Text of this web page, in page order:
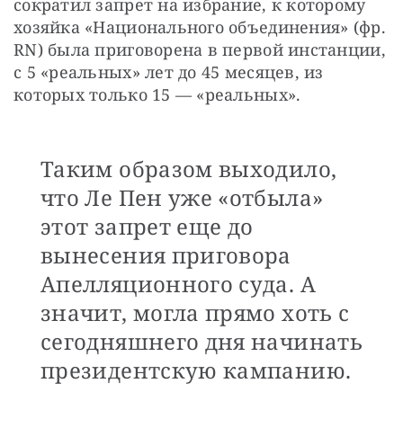
сократил запрет на избрание, к которому
хозяйка «Национального объединения» (фр.
RN) была приговорена в первой инстанции,
с 5 «реальных» лет до 45 месяцев, из
которых только 15 — «реальных».
Таким образом выходило,
что Ле Пен уже «отбыла»
этот запрет еще до
вынесения приговора
Апелляционного суда. А
значит, могла прямо хоть с
сегодняшнего дня начинать
президентскую кампанию.